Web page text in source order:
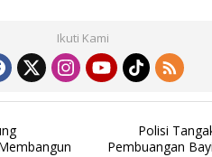
Ikuti Kami
Polisi
Pembuangan